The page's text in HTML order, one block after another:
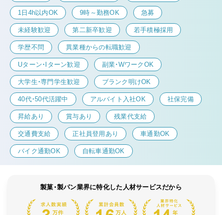
1日4h以内OK 9時～勤務OK 急募
未経験歓迎 第二新卒歓迎 若手積極採用
学歴不問 異業種からの転職歓迎
Uターン・Iターン歓迎 副業・WワークOK
大学生・専門学生歓迎 ブランク明けOK
40代・50代活躍中 アルバイト入社OK 社保完備
昇給あり 賞与あり 残業代支給
交通費支給 正社員登用あり 車通勤OK
バイク通勤OK 自転車通勤OK
製菓・製パン業界に特化した人材サービスだから